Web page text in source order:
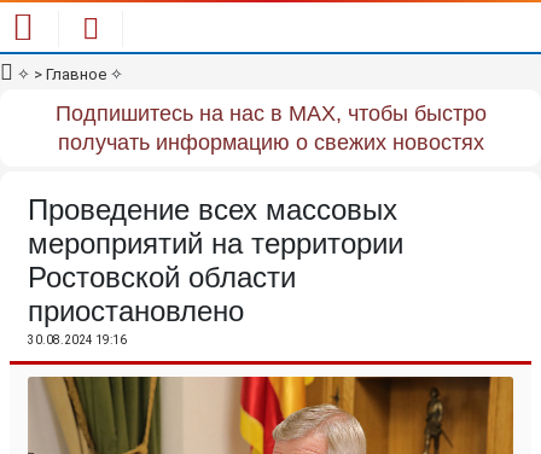
✧ > Главное ✧
Подпишитесь на нас в MAX, чтобы быстро
получать информацию о свежих новостях
Проведение всех массовых
мероприятий на территории
Ростовской области
приостановлено
30.08.2024 19:16